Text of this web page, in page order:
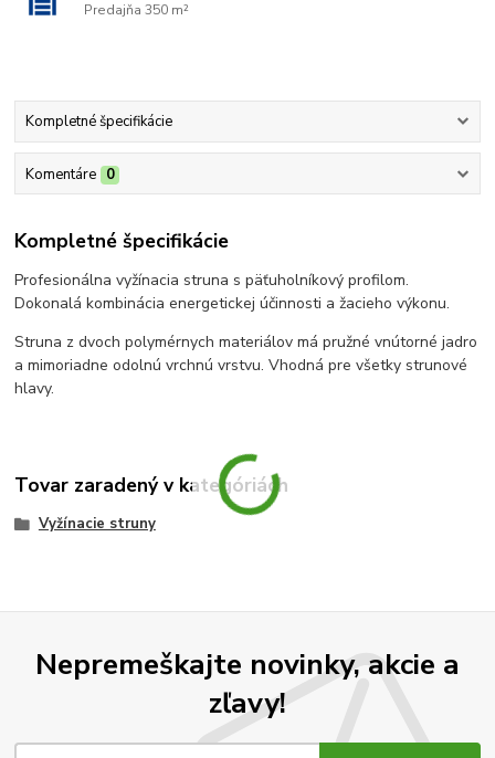
Predajňa 350 m²
Kompletné špecifikácie
Komentáre 0
Kompletné špecifikácie
Profesionálna vyžínacia struna s päťuholníkový profilom.
Dokonalá kombinácia energetickej účinnosti a žacieho výkonu.
Struna z dvoch polymérnych materiálov má pružné vnútorné jadro
a mimoriadne odolnú vrchnú vrstvu.Vhodná pre všetky strunové
hlavy.
Tovar zaradený v kategóriách
Vyžínacie struny
Nepremeškajte novinky, akcie a
zľavy!